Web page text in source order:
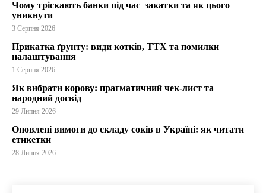
Чому тріскають банки під час закатки та як цього
уникнути
3 Серпня 2026
Прикатка ґрунту: види котків, ТТХ та помилки
налаштування
1 Серпня 2026
Як вибрати корову: прагматичний чек-лист та
народний досвід
29 Липня 2026
Оновлені вимоги до складу соків в Україні: як читати
етикетки
28 Липня 2026